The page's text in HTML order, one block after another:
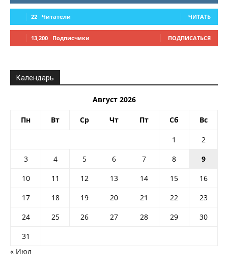
22 Читатели ЧИТАТЬ
13,200 Подписчики ПОДПИСАТЬСЯ
Календарь
Август 2026
Пн Вт Ср Чт Пт Сб Вс
1
2
3
4 5 6 7 8
9
10
11 12 13 14 15
16
17
18 19 20 21 22
23
24
25 26 27 28 29
30
31
« Июл